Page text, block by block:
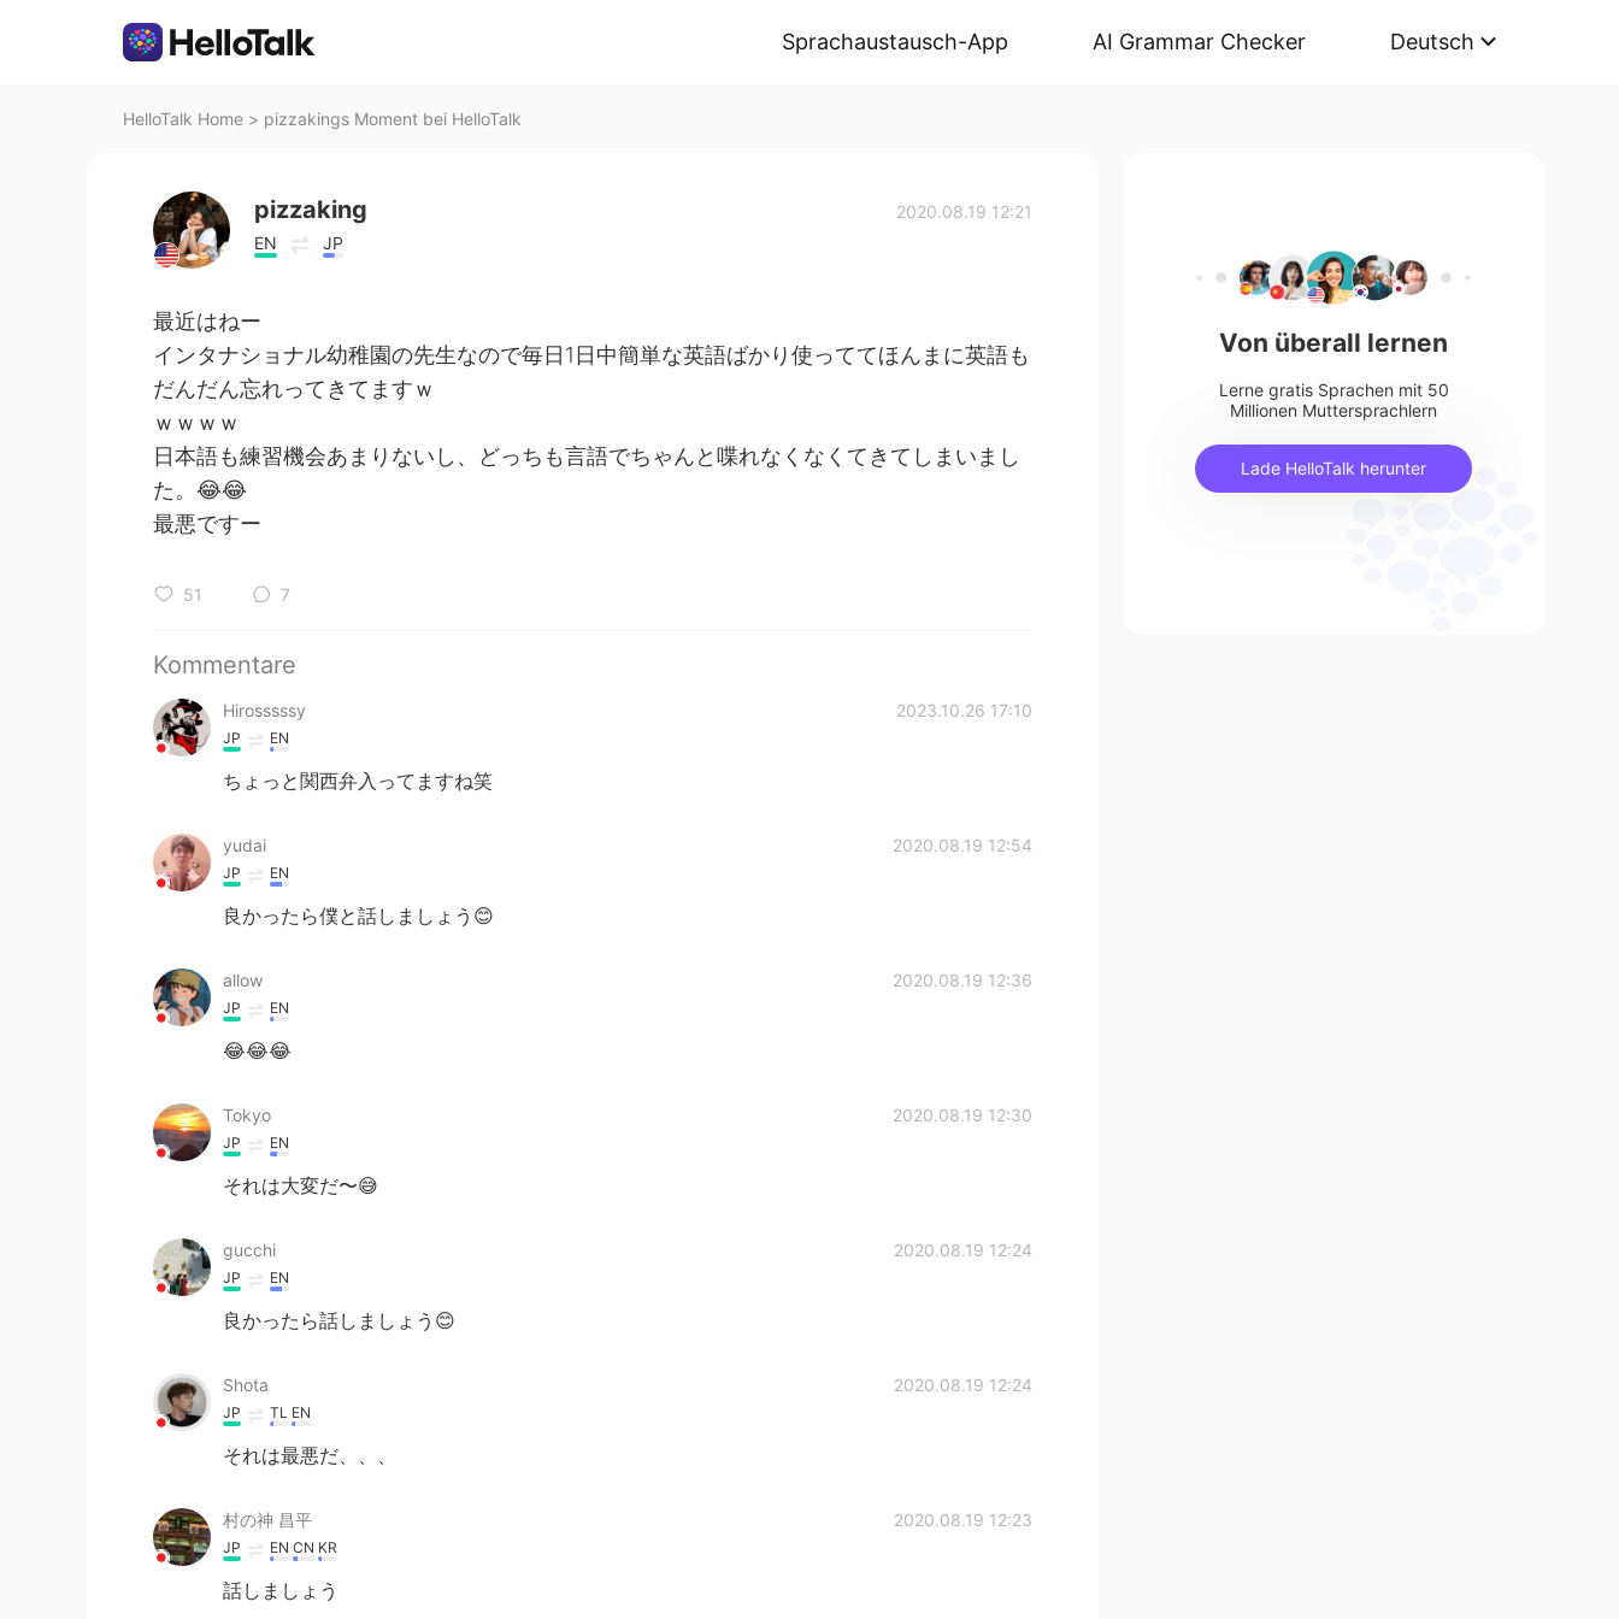
Sprachaustausch-App AI Grammar Checker Deutsch
HelloTalk Home > pizzakings Moment bei HelloTalk
pizzaking
EN JP
2020.08.19 12:21
最近はねー
インタナショナル幼稚園の先生なので毎日1日中簡単な英語ばかり使っててほんまに英語も
だんだん忘れってきてますｗ
ｗｗｗｗ
日本語も練習機会あまりないし、どっちも言語でちゃんと喋れなくなくてきてしまいまし
た。😂😂
最悪ですー
51 7
Kommentare
Hirosssssy 2023.10.26 17:10
JP EN
ちょっと関西弁入ってますね笑
yudai 2020.08.19 12:54
JP EN
良かったら僕と話しましょう😊
allow 2020.08.19 12:36
JP EN
😂😂😂
Tokyo 2020.08.19 12:30
JP EN
それは大変だ〜😅
gucchi 2020.08.19 12:24
JP EN
良かったら話しましょう😊
Shota 2020.08.19 12:24
JP TL EN
それは最悪だ、、、
村の神 昌平 2020.08.19 12:23
JP EN CN KR
話しましょう
Von überall lernen
Lerne gratis Sprachen mit 50
Millionen Muttersprachlern
Lade HelloTalk herunter